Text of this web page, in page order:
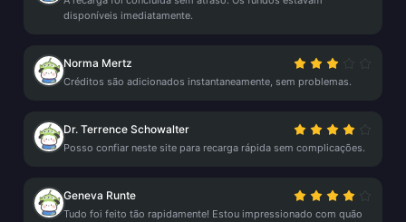
disponíveis imediatamente.
Norma Mertz
Créditos são adicionados instantaneamente, sem problemas.
Dr. Terrence Schowalter
Posso confiar neste site para recarga rápida sem complicações.
Geneva Runte
Tudo foi feito tão rapidamente! Estou impressionado com quão